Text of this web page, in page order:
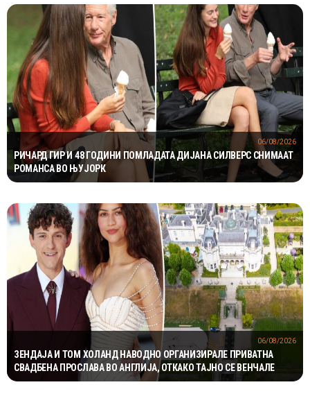
РИЧАРД ГИР И 48 ГОДИНИ ПОМЛАДАТА ДИЈАНА СИЛВЕРС СНИМААТ
РОМАНСА ВО ЊУЈОРК
06/08/2026
ЗЕНДАЈА И ТОМ ХОЛАНД НАВОДНО ОРГАНИЗИРАЛЕ ПРИВАТНА
СВАДБЕНА ПРОСЛАВА ВО АНГЛИЈА, ОТКАКО ТАЈНО СЕ ВЕНЧАЛЕ
06/08/2026